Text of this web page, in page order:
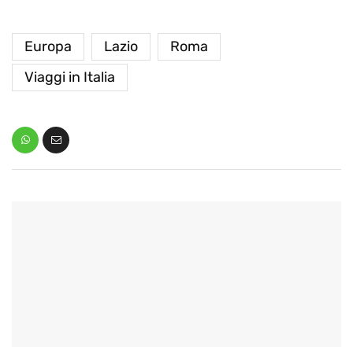
Europa Lazio
Roma
Viaggi in Italia